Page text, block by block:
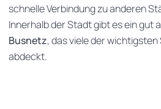
schnelle Verbindung zu anderen
Innerhalb der Stadt gibt es ein gut
Busnetz, das viele der
abdeckt.